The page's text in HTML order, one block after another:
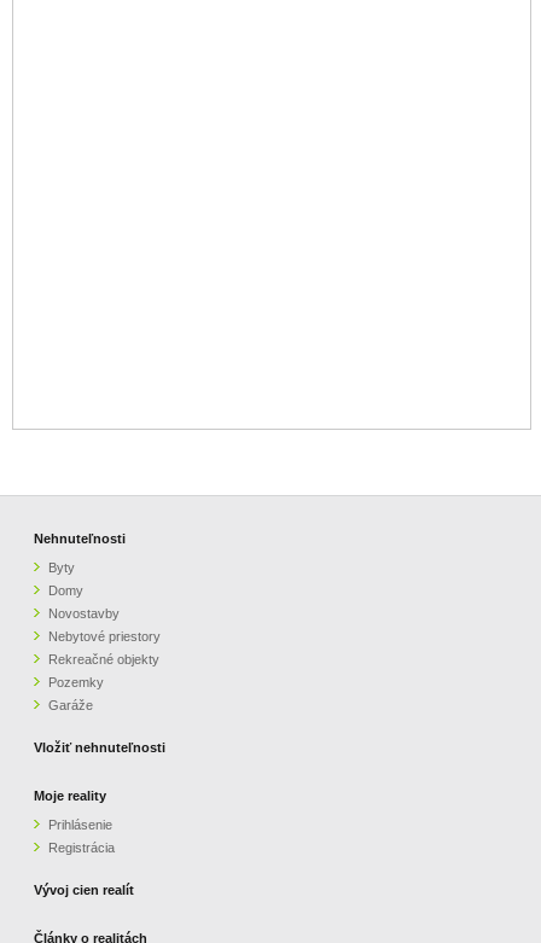
Nehnuteľnosti
Byty
Domy
Novostavby
Nebytové priestory
Rekreačné objekty
Pozemky
Garáže
Vložiť nehnuteľnosti
Moje reality
Prihlásenie
Registrácia
Vývoj cien realít
Články o realitách